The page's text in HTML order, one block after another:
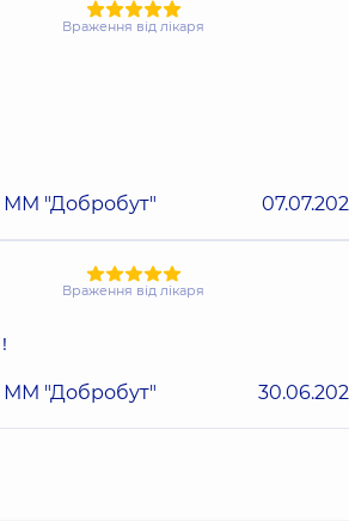
Враження від лікаря
ММ "Добробут"
Враження від лікаря
ММ "Добробут"